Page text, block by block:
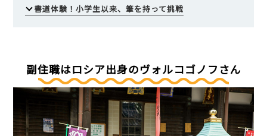
書道体験！小学生以来、筆を持って挑戦
副住職はロシア出身のヴォルコゴノフさん